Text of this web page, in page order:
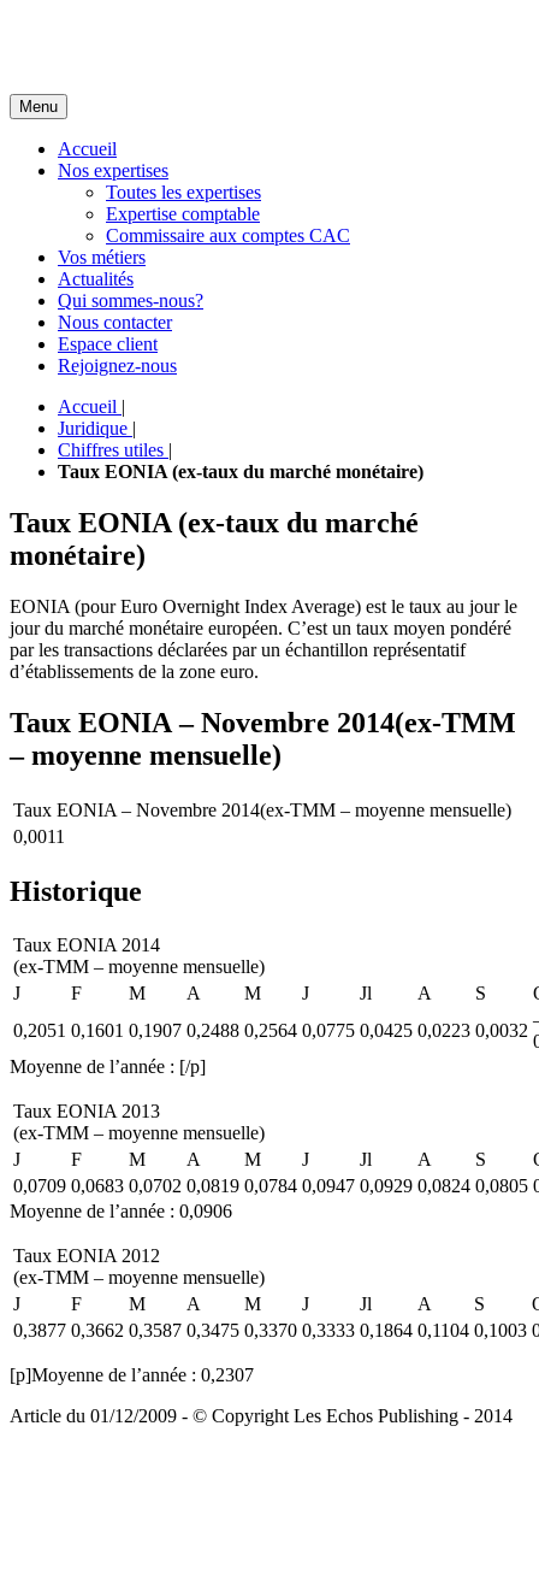
Menu
Accueil
Nos expertises
Toutes les expertises
Expertise comptable
Commissaire aux comptes CAC
Vos métiers
Actualités
Qui sommes-nous?
Nous contacter
Espace client
Rejoignez-nous
Accueil |
Juridique |
Chiffres utiles |
Taux EONIA (ex-taux du marché monétaire)
Taux EONIA (ex-taux du marché
monétaire)
EONIA (pour Euro Overnight Index Average) est le taux au jour le
jour du marché monétaire européen. C’est un taux moyen pondéré
par les transactions déclarées par un échantillon représentatif
d’établissements de la zone euro.
Taux EONIA – Novembre 2014(ex-TMM
– moyenne mensuelle)
Taux EONIA – Novembre 2014(ex-TMM – moyenne mensuelle)
0,0011
Historique
Taux EONIA 2014
(ex-TMM – moyenne mensuelle)
J
F M A M J Jl A S
0,2051 0,1601 0,1907 0,2488 0,2564 0,0775 0,0425 0,0223 0,0032
Moyenne de l’année : [/p]
Taux EONIA 2013
(ex-TMM – moyenne mensuelle)
J
F M A M J Jl A S
0,0709 0,0683 0,0702 0,0819 0,0784 0,0947 0,0929 0,0824 0,0805
Moyenne de l’année : 0,0906
Taux EONIA 2012
(ex-TMM – moyenne mensuelle)
J
F M A M J Jl A S
0,3877 0,3662 0,3587 0,3475 0,3370 0,3333 0,1864 0,1104 0,1003
[p]Moyenne de l’année : 0,2307
Article du 01/12/2009 - © Copyright Les Echos Publishing - 2014